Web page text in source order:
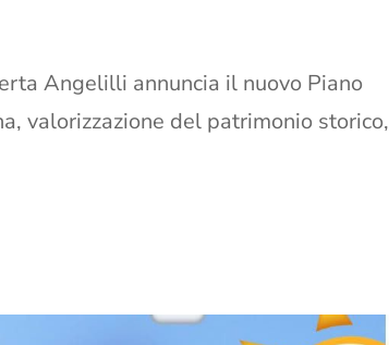
Angelilli annuncia il nuovo Piano
valorizzazione del patrimonio storico,